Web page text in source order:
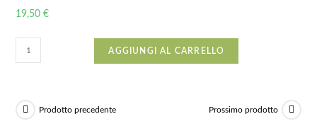
19,50€
AGGIUNGI AL CARRELLO
Prodotto precedente Prossimo prodotto